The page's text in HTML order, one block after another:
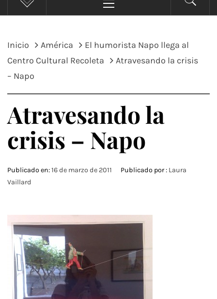
principal
Inicio América
El humorista Napo llega al
Centro Cultural Recoleta
Atravesando la crisis
– Napo
Atravesando la
crisis – Napo
Publicado en:16 de marzo de 2011 Publicado por : Laura
Vaillard